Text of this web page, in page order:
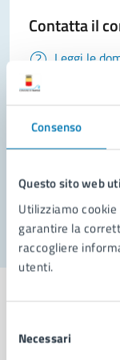
Consenso
Questo sito web
Utilizziamo
garantire la
raccogliere
utenti.
delNecessari
Contatta il
Leggi le
Prenota